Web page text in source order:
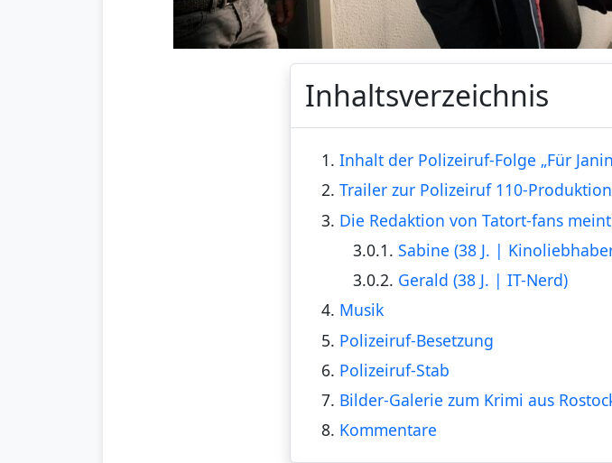
Inhaltsverzeichnis
1. Inhalt der Polizeiruf-Folge „Für
2. Trailer zur Polizeiruf 110-Produktion
3. Die Redaktion von Tatort-fans
3.0.1.Sabine (38 J. |
3.0.2. Gerald (38 J. | IT-Nerd)
4. Musik
5. Polizeiruf-Besetzung
6. Polizeiruf-Stab
7. Bilder-Galerie zum Krimi aus
8. Kommentare